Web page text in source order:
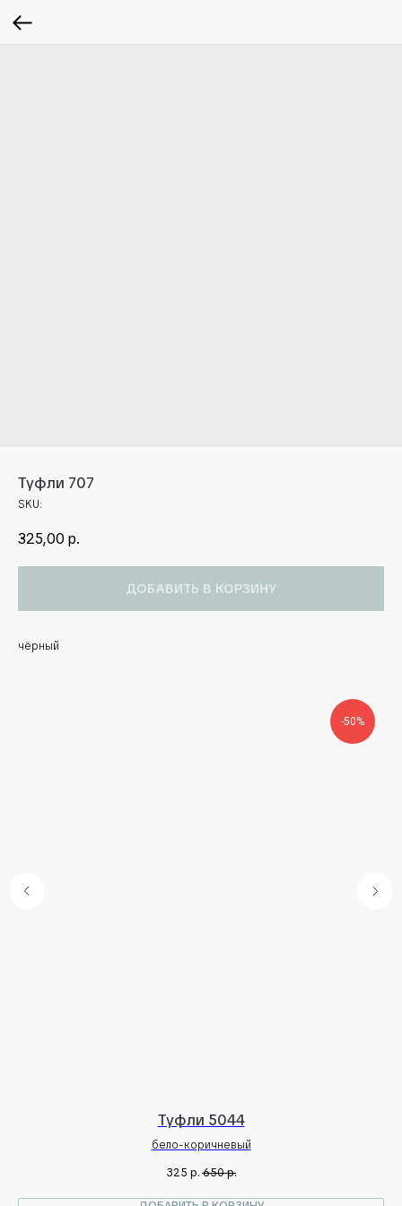
Туфли 707
SKU:
325,00 р.
ДОБАВИТЬ В КОРЗИНУ
чёрный
-50%
Туфли 5044
бело-коричневый
325 р. 650р.